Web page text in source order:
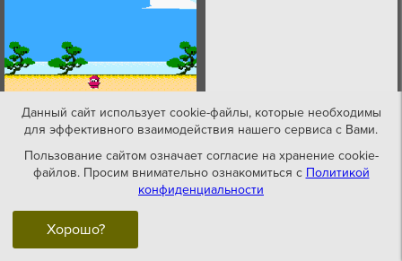
Данный сайт использует cookie-файлы, которые необходимы
для эффективного взаимодействия нашего сервиса с Вами.
Пользование сайтом означает согласие на хранение cookie-
файлов. Просим внимательно ознакомиться с Политикой
конфиденциальности
Хорошо?